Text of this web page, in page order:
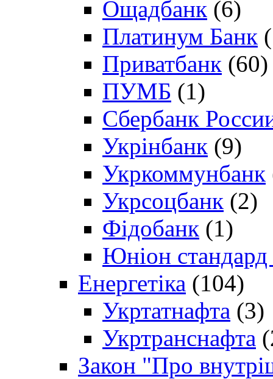
Ощадбанк (6)
Платинум Банк
Приватбанк (60)
ПУМБ (1)
Сбербанк
Укрінбанк (9)
Укркоммунбанк
Укрсоцбанк (2)
Фідобанк (1)
Юніон стандард
Енергетіка (104)
Укртатнафта (3)
Укртранснафта
Закон "Про